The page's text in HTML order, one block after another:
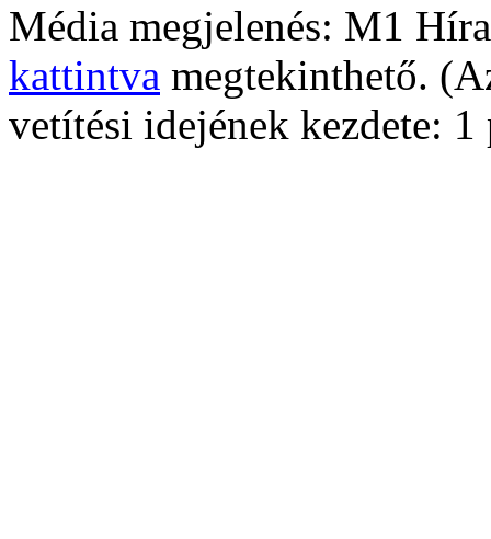
Média megjelenés: M1
kattintva megtekinthető.
vetítési idejének kezdete: 1